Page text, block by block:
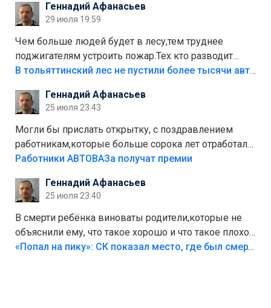
лежала в парке и испортилась.Да еще,видимо,часть
украли.
Геннадий Афанасьев
29 июля 19:59
Чем больше людей будет в лесу,тем труднее
поджигателям устроить пожар.Тех кто разводит
костры,тех надо безбожно штрафовать.Камер полно
Штрафы мизерные.
В тольяттинский лес не пустили более тысячи автомобилей
Геннадий Афанасьев
25 июля 23:43
Могли бы прислать открытку, с поздравлением
работникам,которые больше сорока лет отработали
на предприятии.
Работники АВТОВАЗа получат премии
Геннадий Афанасьев
25 июля 23:40
В смерти ребёнка виноваты родители,которые не
объяснили ему, что такое хорошо и что такое плохо!
Лезть через такой забор,верх безумия,есть же
«Попал на пику»: СК показал место, где был смертельно травмирован ребенок в Тольятти